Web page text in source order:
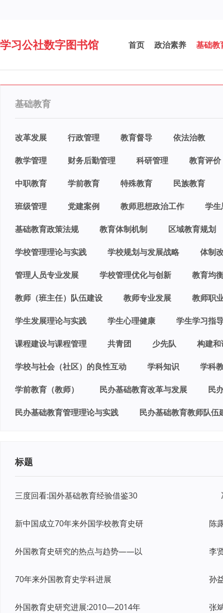
学习公社数字图书馆 首页 政治素养 基础教
基础教育
改革发展 行政管理 教育督导 依法治教
教学管理 财务后勤管理 科研管理 教育评价
中职教育 学前教育 特殊教育 民族教育
班级管理 党建案例 教师思想政治工作 学
基础教育政策法规 教育体制机制 区域教育规划
学校管理理论与实践 学校规划与发展战略 体制
管理人员专业发展 学校管理优化与创新 教育均
教师（班主任）队伍建设 教师专业发展 教师职
学生发展理论与实践 学生心理健康 学生学习指
课程建设与课程管理 共青团 少先队 构建
学校与社会（社区）的良性互动 学科知识 学科
学前教育（教师） 民办基础教育改革与发展 民
民办基础教育管理理论与实践 民办基础教育教师队伍
标题
三度回看:国外基础教育经验借鉴30
新中国成立70年来外国学校教育史研
外国教育史研究的热点与趋势——以
70年来外国教育史学科进展
外国教育史研究进展:2010—2014年